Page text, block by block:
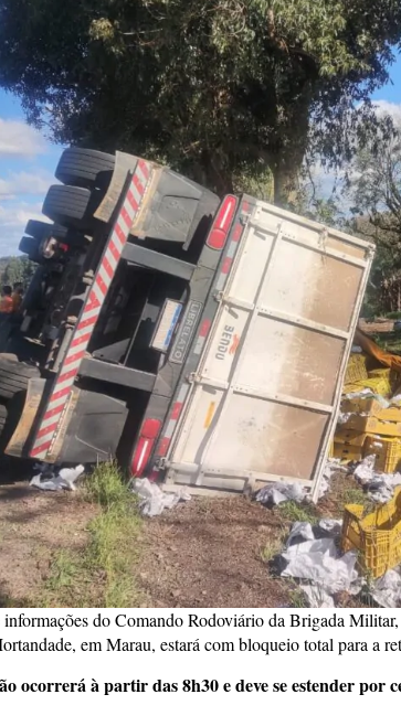
do Comando Rodoviário da Brigada
em Marau, estará com bloqueio total para a
ocorrerá à partir das 8h30 e deve se estender por